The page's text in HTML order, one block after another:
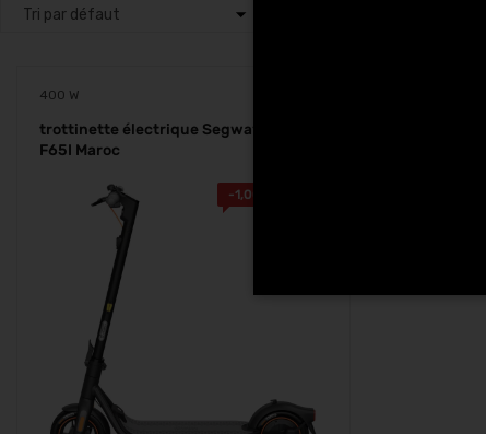
400 W
trottinette électrique Segway Ninebot
F65I Maroc
-1,000.00